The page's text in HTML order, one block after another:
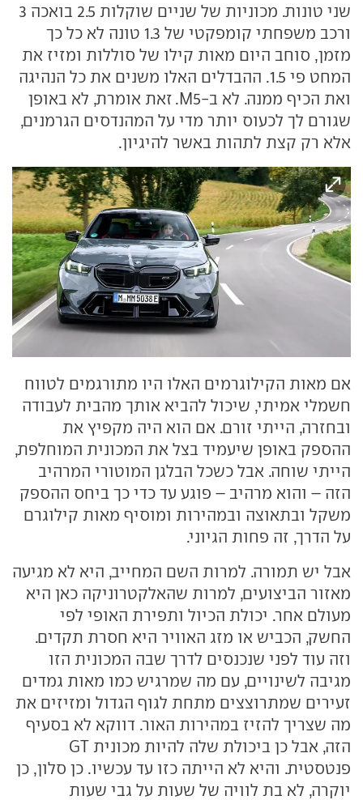
שני טונות. מכוניות של שניים שוקלות 2.5 בואכה 3
ורכב משפחתי קומפקטי של 1.3 טונה לא כל כך
מזמן, סוחב היום מאות קילו של סוללות ומזיז את
המחט פי 1.5. ההבדלים האלו משנים את כל הנהיגה
ואת הכיף ממנה. לא ב-M5. זאת אומרת, לא באופן
שגורם לך לכעוס יותר מדי על המהנדסים הגרמנים,
אלא רק קצת לתהות באשר להיגיון.
אם מאות הקילוגרמים האלו היו מתורגמים לטווח
חשמלי אמיתי, שיכול להביא אותך מהבית לעבודה
ובחזרה, הייתי זורם. אם הוא היה מקפיץ את
ההספק באופן שיעמיד בצל את המכונית המוחלפת,
הייתי שוחה. אבל כשכל הבלגן המוטורי המרהיב
הזה – והוא מרהיב – פוגע עד כדי כך ביחס ההספק
משקל ובתאוצה ובמהירות ומוסיף מאות קילוגרם
על הדרך, זה פחות הגיוני.
אבל יש תמורה. למרות השם המחייב, היא לא מגיעה
מאזור הביצועים, למרות שהאלקטרוניקה כאן היא
מעולם אחר. יכולת הכיול ותפירת האופי לפי
החשק, הכביש או מזג האוויר היא חסרת תקדים.
וזה עוד לפני שנכנסים לדרך שבה המכונית הזו
מגיבה לשינויים, עם מה שמרגיש כמו מאות גמדים
זעירים שמתרוצצים מתחת לגוף הגדול ומזיזים את
מה שצריך להזיז במהירות האור. דווקא לא בסעיף
הזה, אבל כן ביכולת שלה להיות מכונית GT
פנטסטית. והיא לא הייתה כזו עד עכשיו. כן סלון, כן
יוקרה, לא בת לוויה של שעות על גבי שעות